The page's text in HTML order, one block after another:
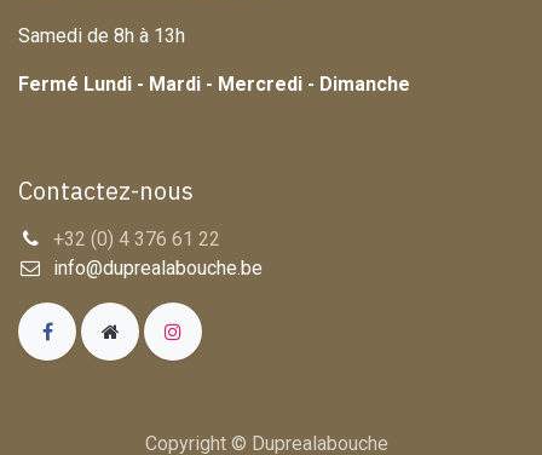
Samedi de 8h à 13h
Fermé Lundi - Mardi - Mercredi - Dimanche
Contactez-nous
+32 (0) 4 376 61 22
info@duprealabouche.be
Copyright © Duprealabouche